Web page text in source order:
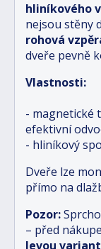
hliníkového
nejsou stěny
rohová
dveře pevně
Vlastnosti:
- magnetické
efektivní
- hliníkový
Dveře lze
přímo na
Pozor:
– před
levou